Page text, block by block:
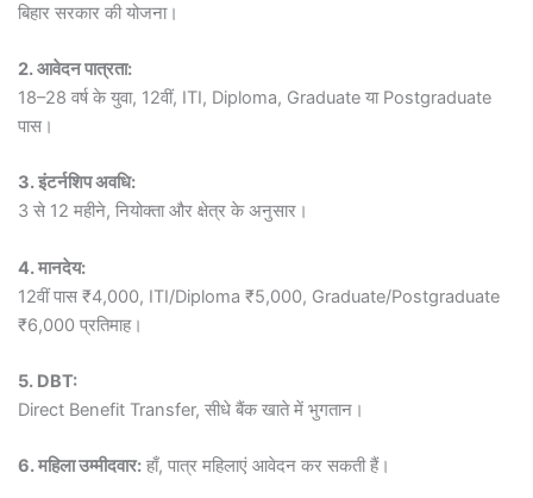
बिहार सरकार की योजना।
2. आवेदन पात्रता:
18–28 वर्ष के युवा, 12वीं, ITI, Diploma, Graduate या Postgraduate
पास।
3. इंटर्नशिप अवधि:
3 से 12 महीने, नियोक्ता और क्षेत्र के अनुसार।
4. मानदेय:
12वीं पास ₹4,000, ITI/Diploma ₹5,000, Graduate/Postgraduate
₹6,000 प्रतिमाह।
5. DBT:
Direct Benefit Transfer, सीधे बैंक खाते में भुगतान।
6. महिला उम्मीदवार:हाँ, पात्र महिलाएं आवेदन कर सकती हैं।